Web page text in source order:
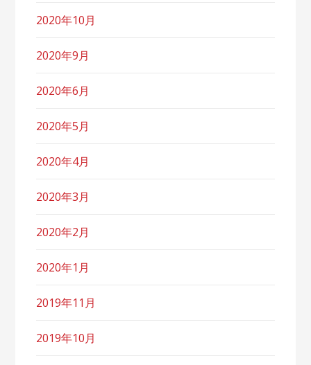
2020年10月
2020年9月
2020年6月
2020年5月
2020年4月
2020年3月
2020年2月
2020年1月
2019年11月
2019年10月